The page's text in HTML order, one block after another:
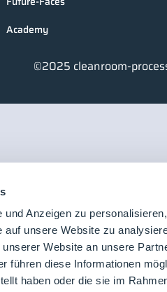
Anzeigen zu
auf unsere Website zu
Website an unsere
führen diese Informationen
haben oder die sie im
Academy
©2025 cleanroom-